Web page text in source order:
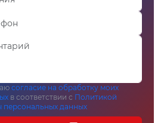
согласие на обработку моих
в соответствии с Политикой
персональных данных